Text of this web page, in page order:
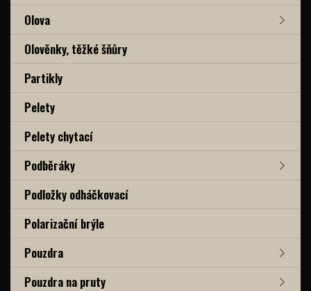
Olova
Olověnky, těžké šňůry
Partikly
Pelety
Pelety chytací
Podběráky
Podložky odháčkovací
Polarizační brýle
Pouzdra
Pouzdra na pruty